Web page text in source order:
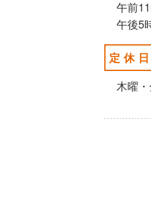
午前
午後5
定休日
木曜